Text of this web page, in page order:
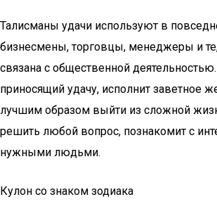
Талисманы удачи используют в
бизнесмены, торговцы, менеджеры и те,
связана с общественной
приносящий удачу, исполнит заветное
лучшим образом выйти из сложной
решить любой вопрос, познакомит с
нужными людьми.
Кулон со знаком зодиака